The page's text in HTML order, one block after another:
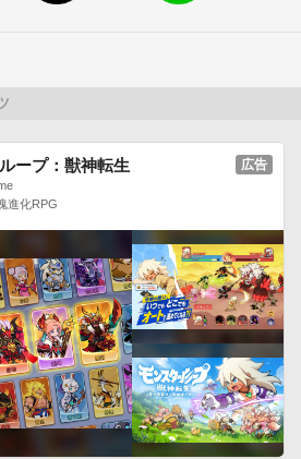
ア（広場機能）
ーとトークしたり、クエストをお楽
アが作られており、各スクエアごとに
れています。
、小人化しても驚かないでくださいね
盛りだくさん！
チャット
をしたり、笑ったり、気分を背景で表
、雷どーん）
ープ：獣神転生
進化RPG
広告